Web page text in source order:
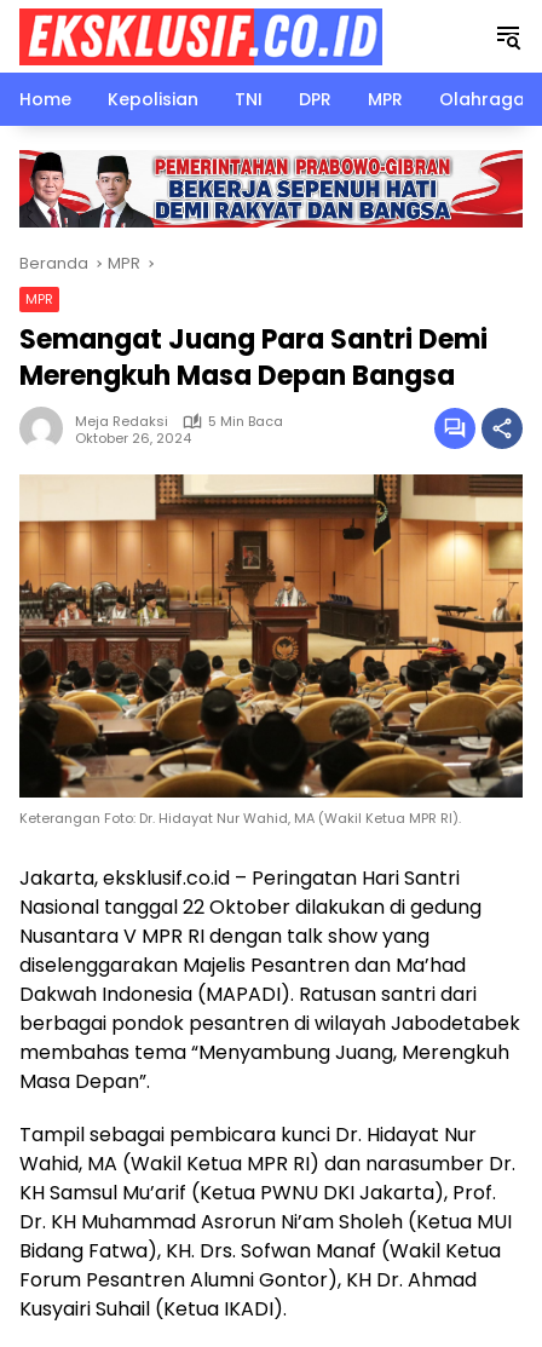
Langsung
konten
Home
Kepolisian TNI DPR MPR Olahraga
Beranda MPR
MPR
Semangat Juang Para Santri Demi
Merengkuh Masa Depan Bangsa
Meja Redaksi
5 Min Baca
Oktober 26, 2024
Keterangan Foto: Dr. Hidayat Nur Wahid, MA (Wakil Ketua MPR RI).
Jakarta, eksklusif.co.id – Peringatan Hari Santri
Nasional tanggal 22 Oktober dilakukan di gedung
Nusantara V MPR RI dengan talk show yang
diselenggarakan Majelis Pesantren dan Ma’had
Dakwah Indonesia (MAPADI). Ratusan santri dari
berbagai pondok pesantren di wilayah Jabodetabek
membahas tema “Menyambung Juang, Merengkuh
Masa Depan”.
Tampil sebagai pembicara kunci Dr. Hidayat Nur
Wahid, MA (Wakil Ketua MPR RI) dan narasumber Dr.
KH Samsul Mu’arif (Ketua PWNU DKI Jakarta), Prof.
Dr. KH Muhammad Asrorun Ni’am Sholeh (Ketua MUI
Bidang Fatwa), KH. Drs. Sofwan Manaf (Wakil Ketua
Forum Pesantren Alumni Gontor), KH Dr. Ahmad
Kusyairi Suhail (Ketua IKADI).